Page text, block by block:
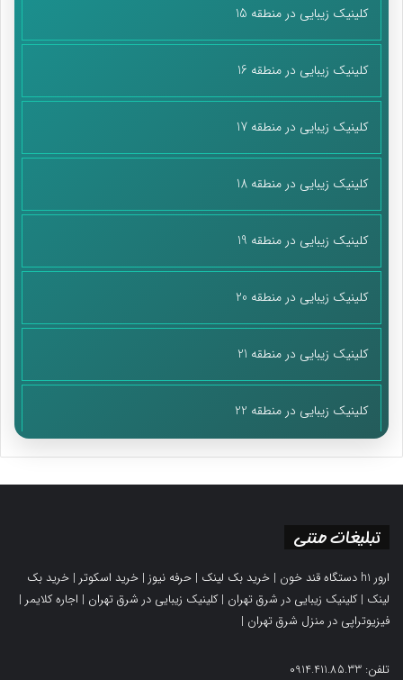
کلینیک زیبایی در منطقه 15
کلینیک زیبایی در منطقه 16
کلینیک زیبایی در منطقه 17
کلینیک زیبایی در منطقه 18
کلینیک زیبایی در منطقه 19
کلینیک زیبایی در منطقه 20
کلینیک زیبایی در منطقه 21
کلینیک زیبایی در منطقه 22
تبلیغات متنی
ارور h1 دستگاه قند خون | خرید بک لینک | حرفه نیوز | خرید اسکوتر | خرید بک
لینک |کلینیک زیبایی در شرق تهران |کلینیک زیبایی در شرق تهران | اجاره کلایمر |
فیزیوتراپی در منزل شرق تهران |
تلفن: 0914.411.85.33